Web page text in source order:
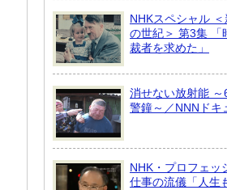
NHKスペシャル
の世紀＞ 第3集 「
裁者を求めた」
消せない放射能 ～
警鐘～／NNNドキ
NHK・プロフェッ
仕事の流儀「人生